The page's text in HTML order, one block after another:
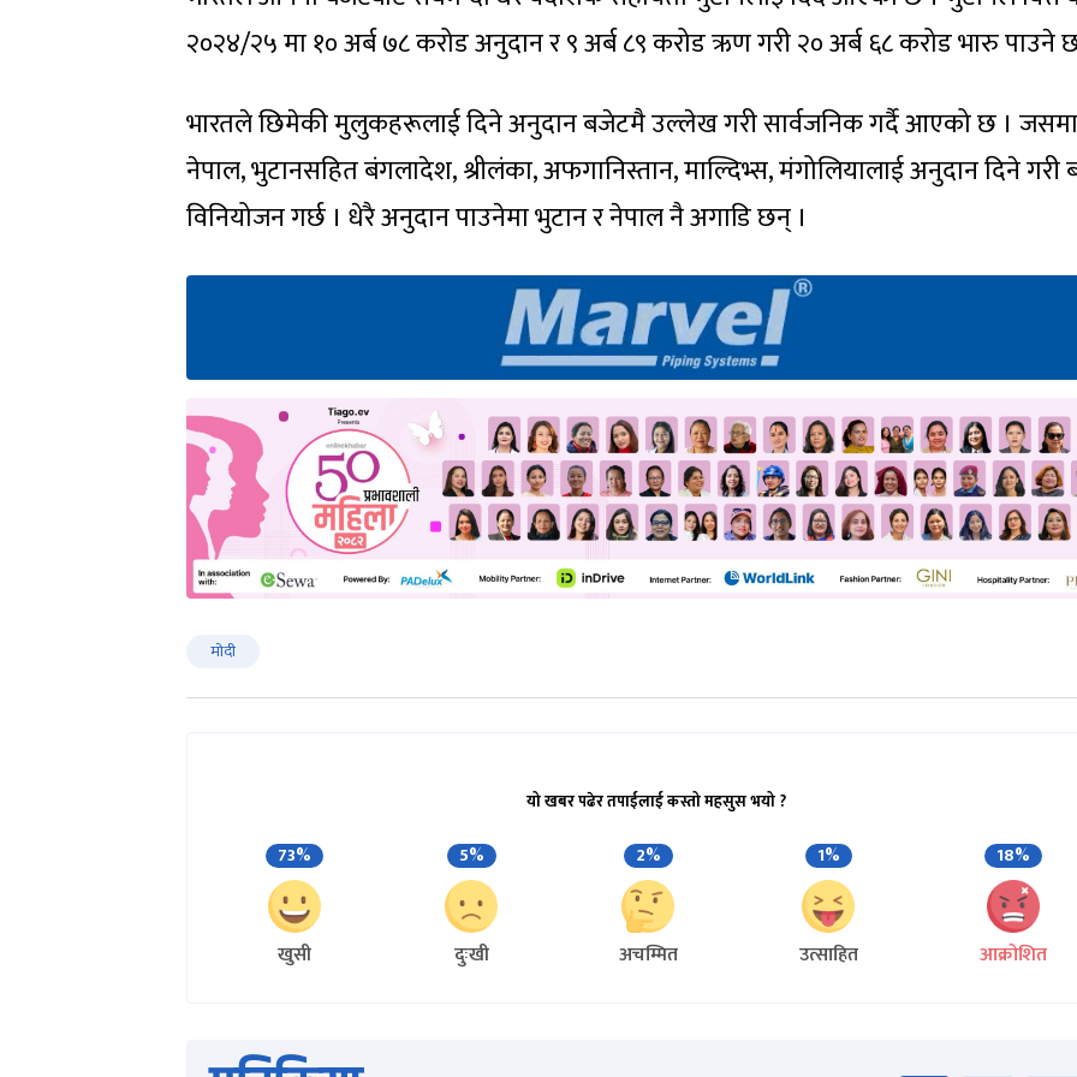
२०२४/२५ मा १० अर्ब ७८ करोड अनुदान र ९ अर्ब ८९ करोड ऋण गरी २० अर्ब ६८ करोड भारु पाउने
भारतले छिमेकी मुलुकहरूलाई दिने अनुदान बजेटमै उल्लेख गरी सार्वजनिक गर्दै आएको छ । जसमा
नेपाल, भुटानसहित बंगलादेश, श्रीलंका, अफगानिस्तान, माल्दिभ्स, मंगोलियालाई अनुदान दिने
विनियोजन गर्छ । धेरै अनुदान पाउनेमा भुटान र नेपाल नै अगाडि छन् ।
मोदी
यो खबर पढेर तपाईलाई कस्तो महसुस भयो ?
73%
खुसी
5%
दुःखी
2%
अचम्मित
1%
उत्साहित
18%
आक्रोशित